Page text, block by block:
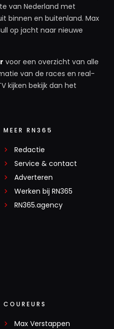
van Nederland met
binnen en buitenland. Max
op jacht naar nieuwe
voor een overzicht van alle
van de races en real-
kijken bekijk dan het
MEER RN365
Redactie
Service & contact
Adverteren
Werken bij RN365
RN365.agency
COUREURS
Max Verstappen